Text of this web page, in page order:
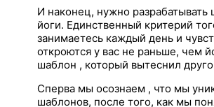
И наконец, нужно
йоги. Единственный критерий
занимаетесь каждый день и
откроются у вас не раньше, чем
шаблон , который вытеснил
Сперва мы осознаем , что мы
шаблонов, после того, как мы